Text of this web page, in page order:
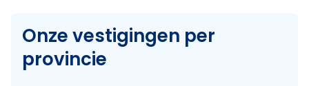
Onze vestigingen per
provincie